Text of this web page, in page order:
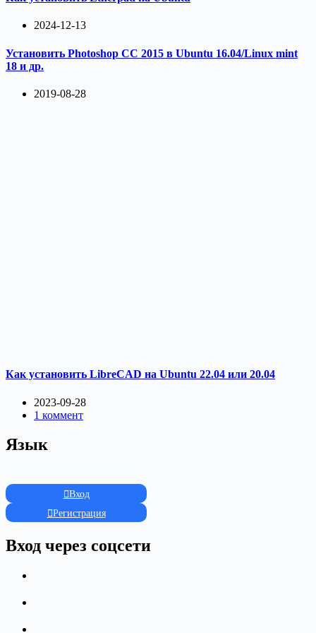
2024-12-13
Установить Photoshop CC 2015 в Ubuntu 16.04/Linux mint
18 и др.
2019-08-28
Как установить LibreCAD на Ubuntu 22.04 или 20.04
2023-09-28
1 коммент
Язык
Вход
Регистрация
Вход через соцсети